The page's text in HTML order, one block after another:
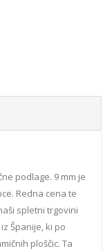
podlage. 9 mm je
Redna cena te
spletni trgovini
Španije, ki po
ploščic. Ta